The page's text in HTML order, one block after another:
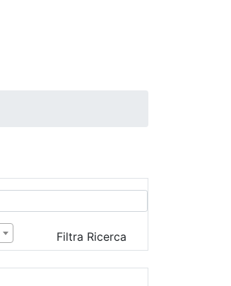
Filtra Ricerca